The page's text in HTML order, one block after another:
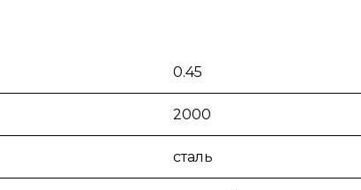
0.45
2000
сталь